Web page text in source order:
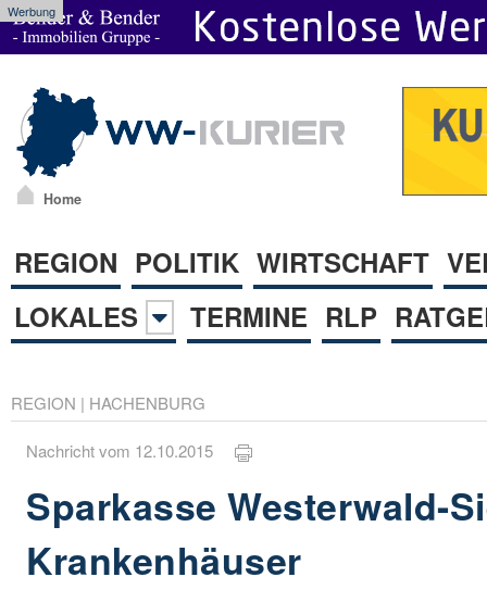
Werbung
Home
REGION POLITIK WIRTSCHAFT
LOKALES
TERMINE RLP
REGION | HACHENBURG
Nachricht vom 12.10.2015
Sparkasse Westerwald-
Krankenhäuser